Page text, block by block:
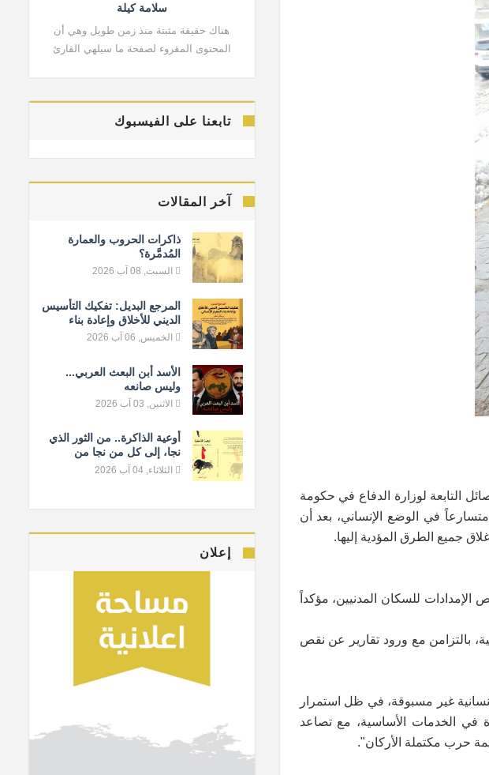
التابعة لوزارة الدفاع في حكومة
في الوضع الإنساني، بعد أن
جميع الطرق المؤدية إليها.
للسكان المدنيين، مؤكداً
بالتزامن مع ورود تقارير عن نقص
غير مسبوقة، في ظل استمرار
في الخدمات الأساسية، مع تصاعد
حرب مكتملة الأركان".
سلامة كيلة
هناك حقيقة مثبتة منذ زمن طويل وهي أن
المحتوى المقروء لصفحة ما سيلهي القارئ
تابعنا على الفيسبوك
آخر المقالات
ذاكرات الحروب والعمارة
المُدمَّرة؟
السبت, 08 آب 2026
المرجع البديل: تفكيك التأسيس
الديني للأخلاق وإعادة بناء
المعيار الإنساني
الخميس, 06 آب 2026
الأسد أبن البعث العربي...
وليس صانعه
الاثنين, 03 آب 2026
أوعية الذاكرة.. من الثور الذي
نجا، إلى كل من نجا من
النسيان
الثلاثاء, 04 آب 2026
إعلان